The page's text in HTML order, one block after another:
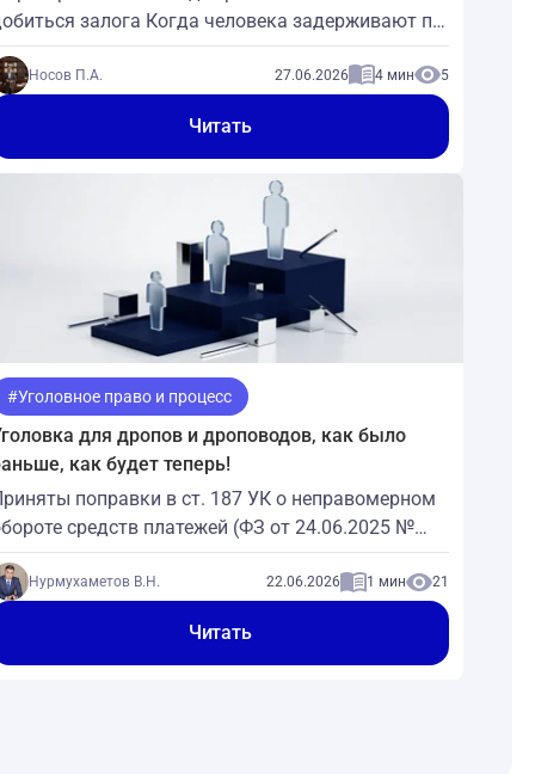
залога Когда человека задерживают по
в преступлении, главный вопрос
дней — какую меру пресечения изберёт
Заключение под стражу (СИЗО) — самая
строгая, но не единственная. Закон
предусматривает и более мягкие меры: залог,
Носов П.А. 27.06.2026 4 мин 5
Читать
#Уголовное право и процесс
для дропов и дроповодов, как было
как будет теперь!
поправки в ст. 187 УК о неправомерном
средств платежей (ФЗ от 24.06.2025 №
ФЗ). Поправки многое меняют, начнём с
звена — с дропов.Дропы Дропы — это те,
банковские карточки или платёжные
используются для вывода похищенных
средств, их обналичивания и т.п.️ Как
Нурмухаметов В.Н. 22.06.2026 1 мин 21
Читать